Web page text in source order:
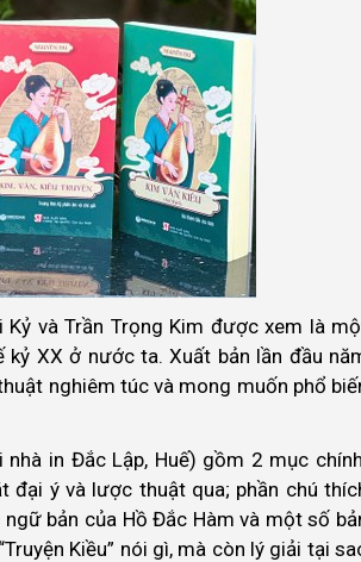
Kỷ và Trần Trọng Kim được xem là
XX ở nước ta. Xuất bản lần đầu
nghiêm túc và mong muốn phổ
in Đắc Lập, Huế) gồm 2 mục
đại ý và lược thuật qua; phần chú
bản của Hồ Đắc Hàm và một số
Kiều” nói gì, mà còn lý giải tại